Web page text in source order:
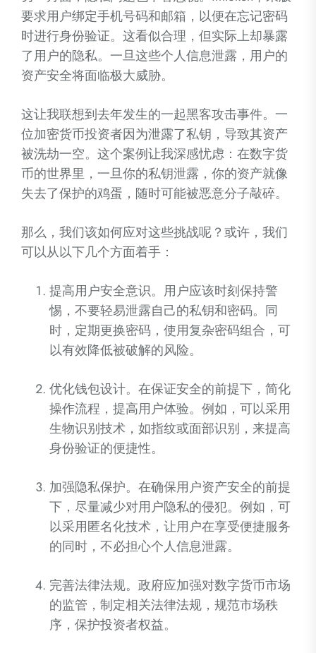
要求用户绑定手机号码和邮箱，以便在忘记密码
时进行身份验证。这看似合理，但实际上却暴露
了用户的隐私。一旦这些个人信息泄露，用户的
资产安全将面临极大威胁。
这让我联想到去年发生的一起黑客攻击事件。一
位加密货币投资者因为泄露了私钥，导致其资产
被洗劫一空。这个案例让我深感忧虑：在数字货
币的世界里，一旦你的私钥泄露，你的资产就像
失去了保护的鸡蛋，随时可能被恶意分子敲碎。
那么，我们该如何应对这些挑战呢？或许，我们
可以从以下几个方面着手：
提高用户安全意识。用户应该时刻保持警
惕，不要轻易泄露自己的私钥和密码。同
时，定期更换密码，使用复杂密码组合，可
以有效降低被破解的风险。
优化钱包设计。在保证安全的前提下，简化
操作流程，提高用户体验。例如，可以采用
生物识别技术，如指纹或面部识别，来提高
身份验证的便捷性。
加强隐私保护。在确保用户资产安全的前提
下，尽量减少对用户隐私的侵犯。例如，可
以采用匿名化技术，让用户在享受便捷服务
的同时，不必担心个人信息泄露。
完善法律法规。政府应加强对数字货币市场
的监管，制定相关法律法规，规范市场秩
序，保护投资者权益。